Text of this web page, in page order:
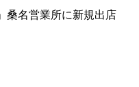
桑名営業所に新規出店